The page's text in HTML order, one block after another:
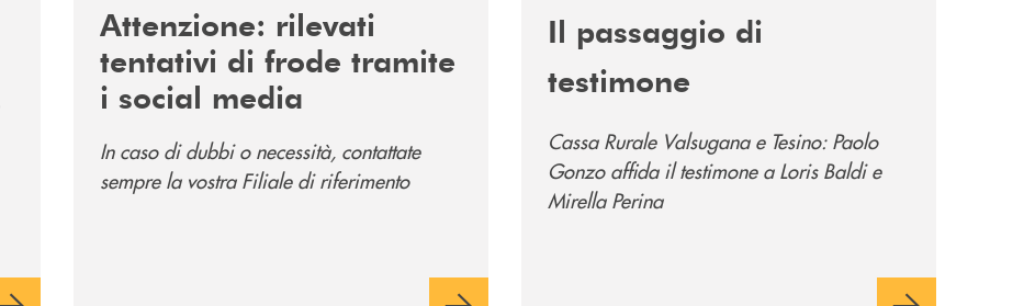
Attenzione: rilevati
tentativi di frode tramite
i social media
In caso di dubbi o necessità, contattate
sempre la vostra Filiale di riferimento
Il passaggio di
testimone
Cassa Rurale Valsugana e Tesino: Paolo
Gonzo affida il testimone a Loris Baldi e
Mirella Perina